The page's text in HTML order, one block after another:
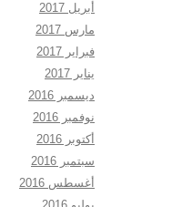
أبريل 2017
مارس 2017
فبراير 2017
يناير 2017
ديسمبر 2016
نوفمبر 2016
أكتوبر 2016
سبتمبر 2016
أغسطس 2016